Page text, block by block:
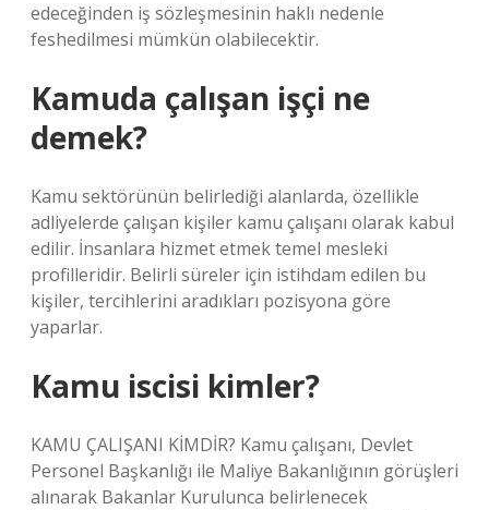
edeceğinden iş sözleşmesinin haklı nedenle
feshedilmesi mümkün olabilecektir.
Kamuda çalışan işçi ne
demek?
Kamu sektörünün belirlediği alanlarda, özellikle
adliyelerde çalışan kişiler kamu çalışanı olarak kabul
edilir. İnsanlara hizmet etmek temel mesleki
profilleridir. Belirli süreler için istihdam edilen bu
kişiler, tercihlerini aradıkları pozisyona göre
yaparlar.
Kamu iscisi kimler?
KAMU ÇALIŞANI KİMDİR? Kamu çalışanı, Devlet
Personel Başkanlığı ile Maliye Bakanlığının görüşleri
alınarak Bakanlar Kurulunca belirlenecek